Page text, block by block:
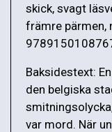
skick, svagt
främre pärmen,
Baksidestext:
den belgiska
var mord. När